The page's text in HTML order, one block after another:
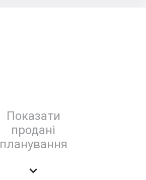
Показати
продані
планування
